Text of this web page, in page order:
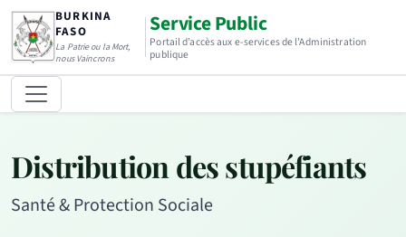
BURKINA
FASO
La Patrie ou la Mort,
nous Vaincrons
Service Public
Portail d’accès aux e-services de l’Administration
publique
Distribution des stupéfiants
Santé & Protection Sociale